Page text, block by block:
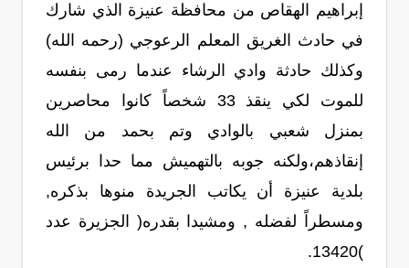
إبراهيم الهقاص من محافظة عنيزة الذي شارك
في حادث الغريق المعلم الرعوجي (رحمه الله)
وكذلك حادثة وادي الرشاء عندما رمى بنفسه
للموت لكي ينقذ 33 شخصاً كانوا محاصرين
بمنزل شعبي بالوادي وتم بحمد من الله
إنقاذهم،ولكنه جوبه بالتهميش مما حدا برئيس
بلدية عنيزة أن يكاتب الجريدة منوها بذكره,
ومسطراً لفضله , ومشيدا بقدره( الجزيرة عدد
)13420.